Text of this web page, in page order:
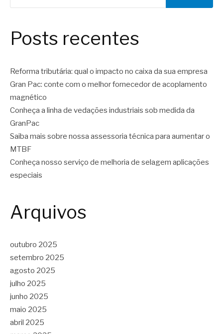
Posts recentes
Reforma tributária: qual o impacto no caixa da sua empresa
Gran Pac: conte com o melhor fornecedor de acoplamento
magnético
Conheça a linha de vedações industriais sob medida da
GranPac
Saiba mais sobre nossa assessoria técnica para aumentar o
MTBF
Conheça nosso serviço de melhoria de selagem aplicações
especiais
Arquivos
outubro 2025
setembro 2025
agosto 2025
julho 2025
junho 2025
maio 2025
abril 2025